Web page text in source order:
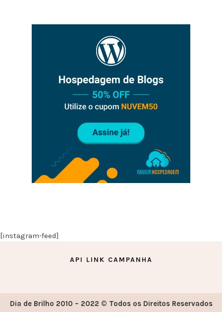
[instagram-feed]
API LINK CAMPANHA
Dia de Brilho 2010 – 2022 © Todos os Direitos Reservados